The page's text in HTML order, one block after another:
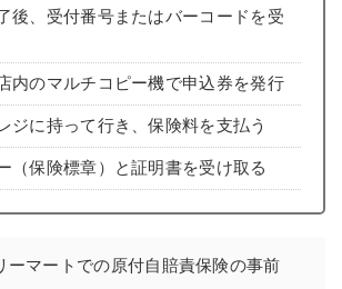
後、受付番号またはバーコードを受
内のマルチコピー機で申込券を発行
ジに持って行き、保険料を支払う
（保険標章）と証明書を受け取る
ーマートでの原付自賠責保険の事前